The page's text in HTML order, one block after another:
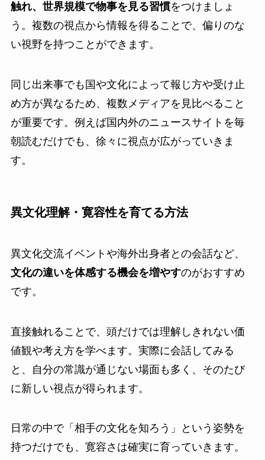
触れ、世界規模で物事を見る習慣をつけましょ
う。複数の視点から情報を得ることで、偏りのな
い視野を持つことができます。
同じ出来事でも国や文化によって報じ方や受け止
め方が異なるため、複数メディアを見比べること
が重要です。例えば国内外のニュースサイトを毎
朝読むだけでも、徐々に視点が広がっていきま
す。
異文化理解・寛容性を育てる方法
異文化交流イベントや海外出身者との会話など、
文化の違いを体感する機会を増やすのがおすすめ
です。
直接触れることで、頭だけでは理解しきれない価
値観や考え方を学べます。実際に会話してみる
と、自分の常識が通じない場面も多く、そのたび
に新しい視点が得られます。
日常の中で「相手の文化を知ろう」という姿勢を
持つだけでも、寛容さは確実に育っていきます。